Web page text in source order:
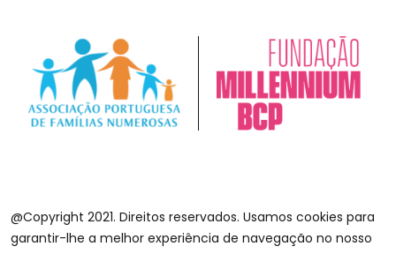
@Copyright 2021. Direitos reservados. Usamos cookies para
garantir-lhe a melhor experiência de navegação no nosso